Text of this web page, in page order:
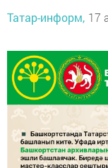
Татар-информ, 17